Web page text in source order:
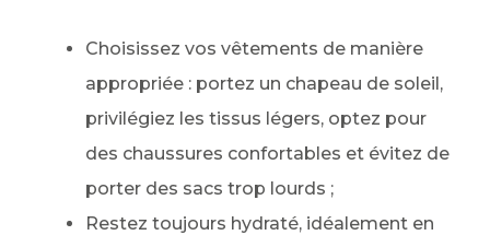
Choisissez vos vêtements de manière
appropriée : portez un chapeau de soleil,
privilégiez les tissus légers, optez pour
des chaussures confortables et évitez de
porter des sacs trop lourds ;
Restez toujours hydraté, idéalement en